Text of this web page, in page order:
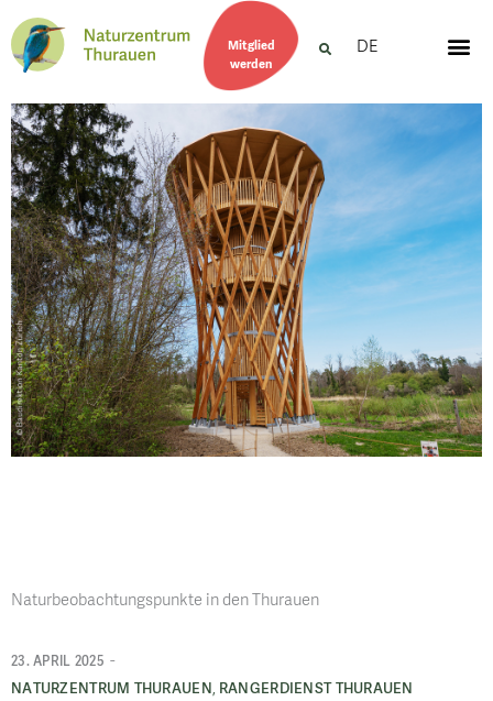
Mitglied
werden
DE
Naturbeobachtungspunkte in den Thurauen
23. APRIL 2025 -
NATURZENTRUM THURAUEN, RANGERDIENST THURAUEN